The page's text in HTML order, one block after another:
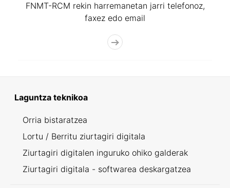
FNMT-RCM rekin harremanetan jarri telefonoz,
faxez edo email
Laguntza teknikoa
Orria bistaratzea
Lortu / Berritu ziurtagiri digitala
Ziurtagiri digitalen inguruko ohiko galderak
Ziurtagiri digitala - softwarea deskargatzea